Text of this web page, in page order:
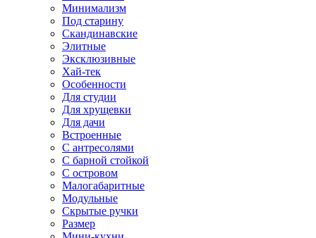
Минимализм
Под старину
Скандинавские
Элитные
Эксклюзивные
Хай-тек
Особенности
Для студии
Для хрущевки
Для дачи
Встроенные
С антресолями
С барной стойкой
С островом
Малогабаритные
Модульные
Скрытые ручки
Размер